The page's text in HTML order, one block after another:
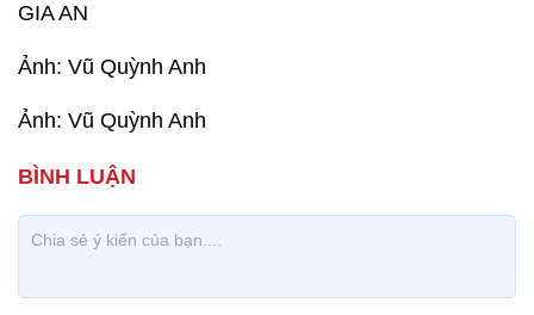
GIA AN
Ảnh: Vũ Quỳnh Anh
Ảnh: Vũ Quỳnh Anh